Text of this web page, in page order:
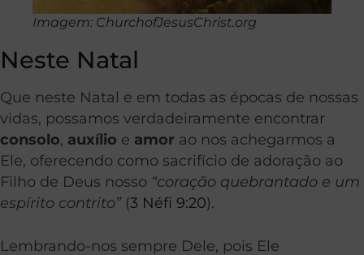
Imagem: ChurchofJesusChrist.org
Neste Natal
Que neste Natal e em todas as épocas de nossas
vidas, possamos verdadeiramente encontrar
consolo, auxílio e amor ao nos achegarmos a
Ele, oferecendo como sacrifício de adoração ao
Filho de Deus nosso “coração quebrantado e um
espírito contrito”(3 Néfi 9:20).
Lembrando-nos sempre Dele, pois Ele